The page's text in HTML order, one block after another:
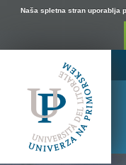
Naša spletna stran uporablja